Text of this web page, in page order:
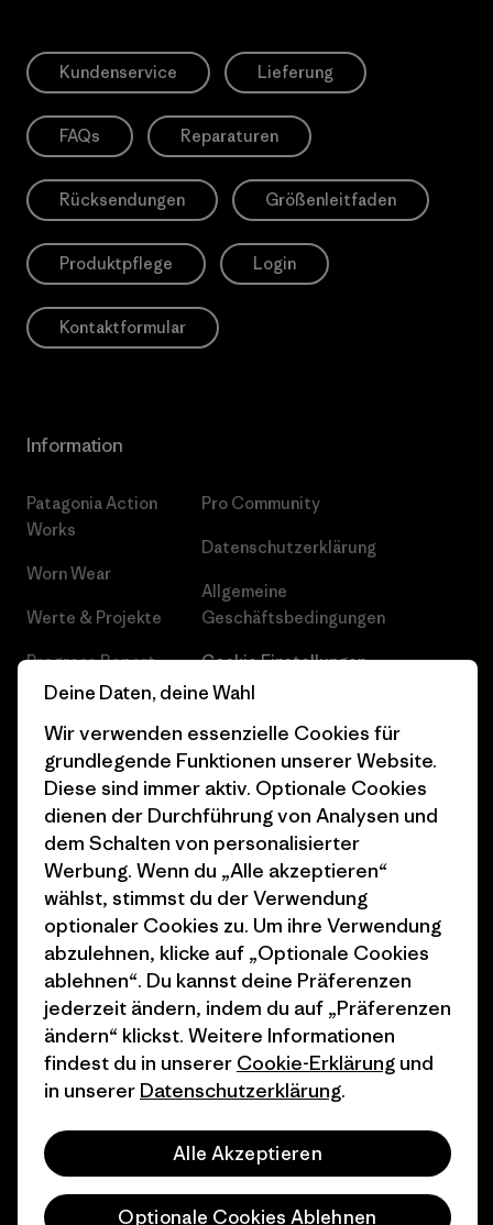
Kundenservice Lieferung
FAQs Reparaturen
Rücksendungen Größenleitfaden
Produktpflege Login
Kontaktformular
Information
Patagonia Action
Works
Worn Wear
Werte & Projekte
Progress Report
Business Unusual
Klimaziele
1% For The Planet
Wie wir finanzieren
Geschenkgutscheine
Stores in deiner
Nähe
Pro Community
Datenschutzerklärung
Allgemeine
Geschäftsbedingungen
Cookie Einstellungen
Karriere
Pressekontakt
Industry program
Affiliate-Programm
Patagonia Österreich
Seitenverzeichnis
© 2026 Patagonia, Inc. All Rights Reserved.
Deine Daten, deine Wahl
Wir verwenden essenzielle Cookies für
grundlegende Funktionen unserer Website.
Diese sind immer aktiv. Optionale Cookies
dienen der Durchführung von Analysen und
dem Schalten von personalisierter
Werbung. Wenn du „Alle akzeptieren“
wählst, stimmst du der Verwendung
optionaler Cookies zu. Um ihre Verwendung
abzulehnen, klicke auf „Optionale Cookies
ablehnen“. Du kannst deine Präferenzen
jederzeit ändern, indem du auf „Präferenzen
ändern“ klickst. Weitere Informationen
findest du in unserer Cookie-Erklärung und
in unserer Datenschutzerklärung.
Alle Akzeptieren
Optionale Cookies Ablehnen